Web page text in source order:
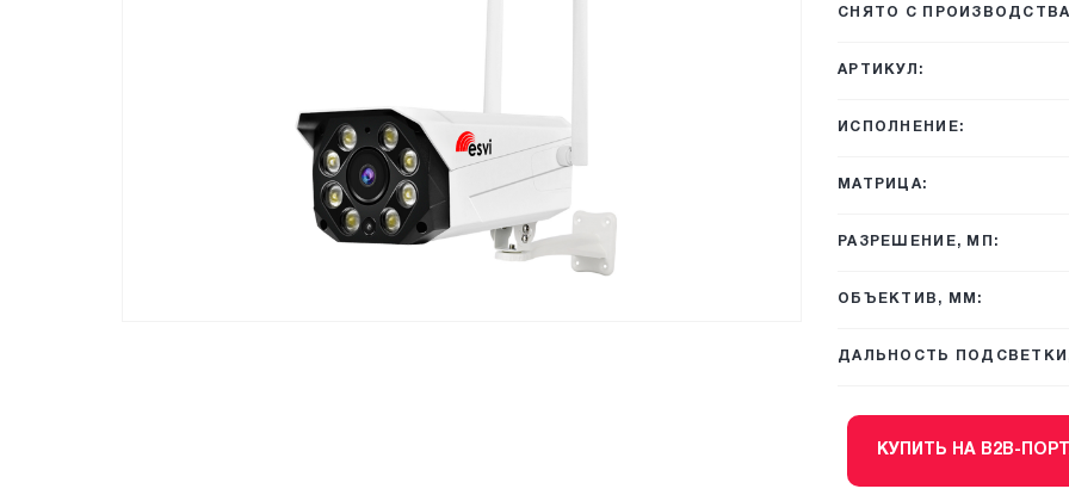
СНЯТО С
АРТИКУЛ:
ИСПОЛНЕНИЕ:
МАТРИЦА:
РАЗРЕШЕНИЕ, МП:
ОБЪЕКТИВ, ММ:
ДАЛЬНОСТЬ
КУПИТЬ НА B2B-